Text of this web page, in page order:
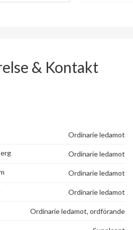
& Kontakt
Ordinarie ledamot
Ordinarie ledamot
Ordinarie ledamot
Ordinarie ledamot
Ordinarie ledamot, ordförande